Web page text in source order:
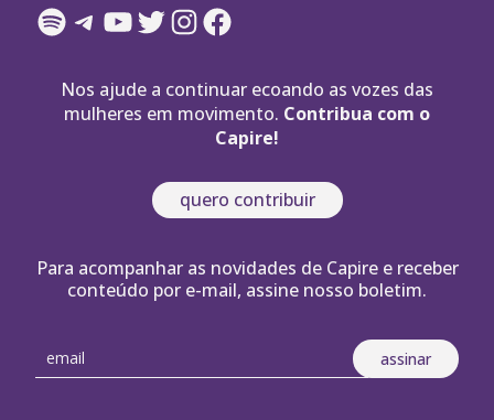
Spotify
Telegram
YouTube
Twitter
Instagram
Facebook
Nos ajude a continuar ecoando as vozes das
mulheres em movimento. Contribua com o
Capire!
quero contribuir
Para acompanhar as novidades de Capire e receber
conteúdo por e-mail, assine nosso boletim.